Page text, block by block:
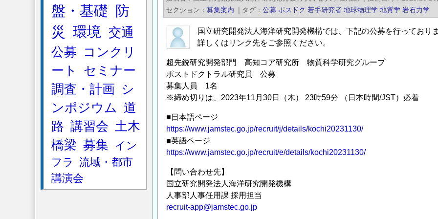
法
人
海
洋
究
開
発
機
構
超
先
鋭
究
開
発
部
セクション
募集案内 | タグ 公募 ポスドク 若手研究者 地球物理学 地質学 岩石力学
国立研究開発法人海洋研究開発機構では、下記の公募を行っており
詳しくはリンク先をご参照ください。
超先鋭研究開発部門 高知コア研究所 物質科学研究グループ
ポストドクトラル研究員 公募
募集人員 1名
※締め切りは、2023年11月30日（木） 23時59分 （日本時間/JST）必着
■日本語ページ
https://www.jamstec.go.jp/recruit/j/details/kochi20231130/
■英語ページ
https://www.jamstec.go.jp/recruit/e/details/kochi20231130/
【問い合わせ先】
国立研究開発法人海洋研究開発機構
人事部人事任用課 採用担当
recruit-app@jamstec.go.jp
盤・基礎
防
災
環境 交通
公募
コンクリ
ート
セミナー
調査・計画
シ
ンポジウム 道
路 講習会 土木
橋梁 募集
イン
フラ
流域・都市
講演会